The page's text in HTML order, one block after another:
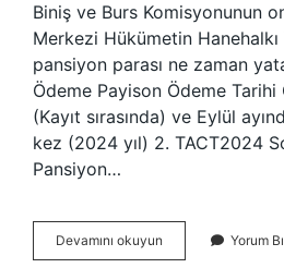
Biniş ve Burs Komisyonunun
Merkezi Hükümetin Hanehalkı
pansiyon parası ne zaman
Ödeme Payison Ödeme
(Kayıt sırasında) ve Eylül
kez (2024 yıl) 2. TACT2024
Pansiyon…
Devamını okuyun Pansiyon
Ücreti
Yorum